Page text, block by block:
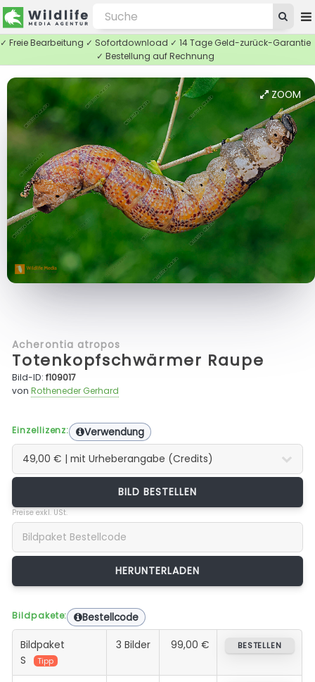
✓ Freie Bearbeitung ✓ Sofortdownload ✓ 14 Tage Geld-zurück-Garantie
✓ Bestellung auf Rechnung
ZOOM
Acherontia atropos
Totenkopfschwärmer Raupe
Bild-ID:f109017
vonRotheneder Gerhard
Einzellizenz: Verwendung
BILD BESTELLEN
Preise exkl. USt.
Bildpakete: Bestellcode
Bildpaket
S
Tipp
3 Bilder 99,00 € BESTELLEN